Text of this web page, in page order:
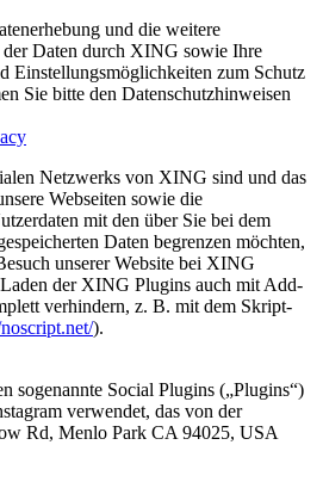
und die weitere
Daten durch XING sowie Ihre
Einstellungsmöglichkeiten zum Schutz
Sie bitte den Datenschutzhinweisen
Netzwerks von XING sind und das
Webseiten sowie die
mit den über Sie bei dem
Daten begrenzen möchten,
unserer Website bei XING
der XING Plugins auch mit Add-
verhindern, z. B. mit dem Skript-
).
sogenannte Social Plugins („Plugins“)
verwendet, das von der
Rd, Menlo Park CA 94025, USA